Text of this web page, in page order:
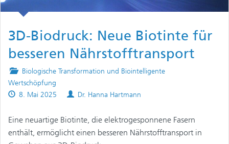
3D-Biodruck: Neue Biotinte für
besseren Nährstofftransport
Posted
in
Biologische Transformation und Biointelligente
Wertschöpfung
Published
8. Mai 2025 Authors
Dr. Hanna Hartmann
Eine neuartige Biotinte, die elektrogesponnene Fasern
enthält, ermöglicht einen besseren Nährstofftransport in